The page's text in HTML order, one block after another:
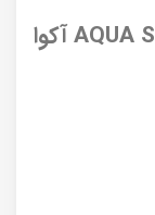
منبع تحت فشار 50 لیتری AQUA SYSTEM آکوا